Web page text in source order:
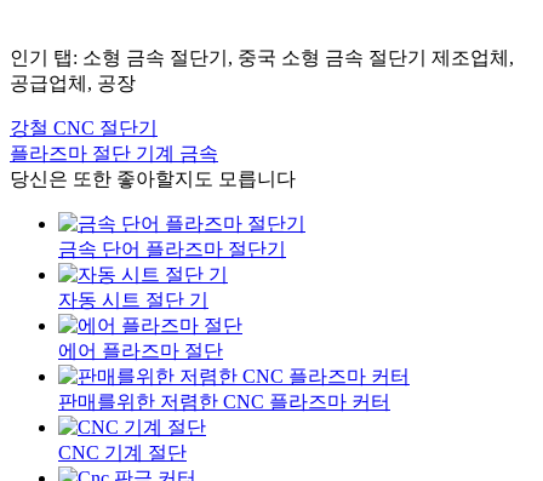
인기 탭: 소형 금속 절단기, 중국 소형 금속 절단기 제조업체,
공급업체, 공장
강철 CNC 절단기
플라즈마 절단 기계 금속
당신은 또한 좋아할지도 모릅니다
금속 단어 플라즈마 절단기
자동 시트 절단 기
에어 플라즈마 절단
판매를위한 저렴한 CNC 플라즈마 커터
CNC 기계 절단